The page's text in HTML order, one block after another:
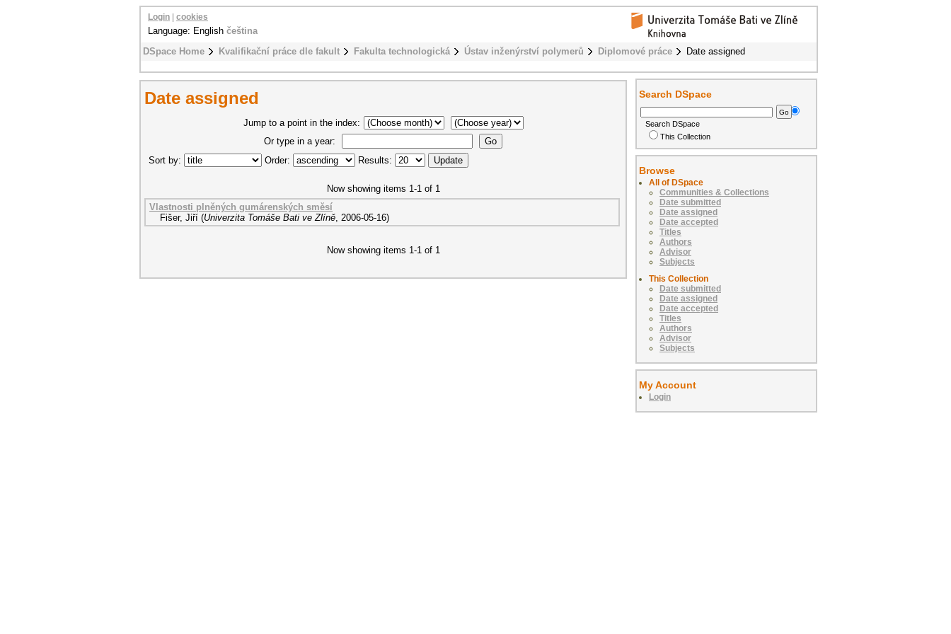
DSpace Home Kvalifikační práce dle fakult Fakulta technologická Ústav inženýrství polymerů Diplomové práce Date assigned
Login cookies
Language: English čeština
Date assigned
Jump to a point in the index:
Or type in a year:
Sort by:
Order: Results:
Now showing items 1-1 of 1
Vlastnosti plněných gumárenských směsí
Fišer, Jiří (Univerzita Tomáše Bati ve Zlíně, 2006-05-16)
Now showing items 1-1 of 1
Search DSpace
Search DSpace
This Collection
Browse
All of DSpace
Communities & Collections
Date submitted
Date assigned
Date accepted
Titles
Authors
Advisor
Subjects
This Collection
Date submitted
Date assigned
Date accepted
Titles
Authors
Advisor
Subjects
My Account
Login